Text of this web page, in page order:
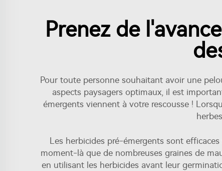
Prenez de
Pour toute personne souhaitant avoir une
aspects paysagers optimaux, il est
émergents viennent à votre rescousse !
Les herbicides pré-émergents sont
moment-là que de nombreuses graines de
en utilisant les herbicides avant leur